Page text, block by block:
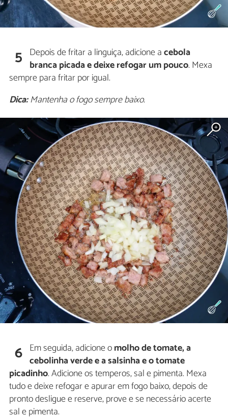
5 Depois de fritar a linguiça, adicione acebola
branca picada e deixe refogar um pouco. Mexa
sempre para fritar por igual.
Dica:Mantenha o fogo sempre baixo.
6 Em seguida, adicione omolho de tomate, a
cebolinha verde e a salsinha e o tomate
picadinho. Adicione os temperos, sal e pimenta. Mexa
tudo e deixe refogar e apurar em fogo baixo, depois de
pronto desligue e reserve, prove e se necessário acerte
sal e pimenta.